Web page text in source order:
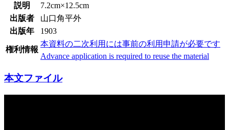
説明
7.2cm×12.5cm
出版者
山口角平外
出版年
1903
権利情報
本資料の二次利用には事前の利用申請が必要です
Advance application is required to reuse the material
本文ファイル